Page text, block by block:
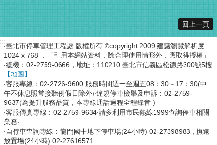
回上一頁
:::
‧臺北市停車管理工程處 版權所有 ©copyright 2009 建議瀏覽解析度
1024 x 768 ，「引用本網站資料，除合理使用情形外，應取得授權」
‧總機：02-2759-0666，地址：110210 臺北市信義區松德路300號5樓
【地圖】
‧客服專線：02-2726-9600 服務時間週一至週五08：30～17：30(中
午不休息照常接聽例假日除外)‧違規停車檢舉及申訴：02-2759-
9637(為提升服務品質，本專線通話過程全程錄音 )
‧客服傳真專線：02-2759-9634‧請多利用市民熱線1999查詢停車相關
業務‧
‧自行車查詢專線：龍門國中地下停車場(24小時) 02-27398983 , 撫遠
放置場(24小時) 02-27616571